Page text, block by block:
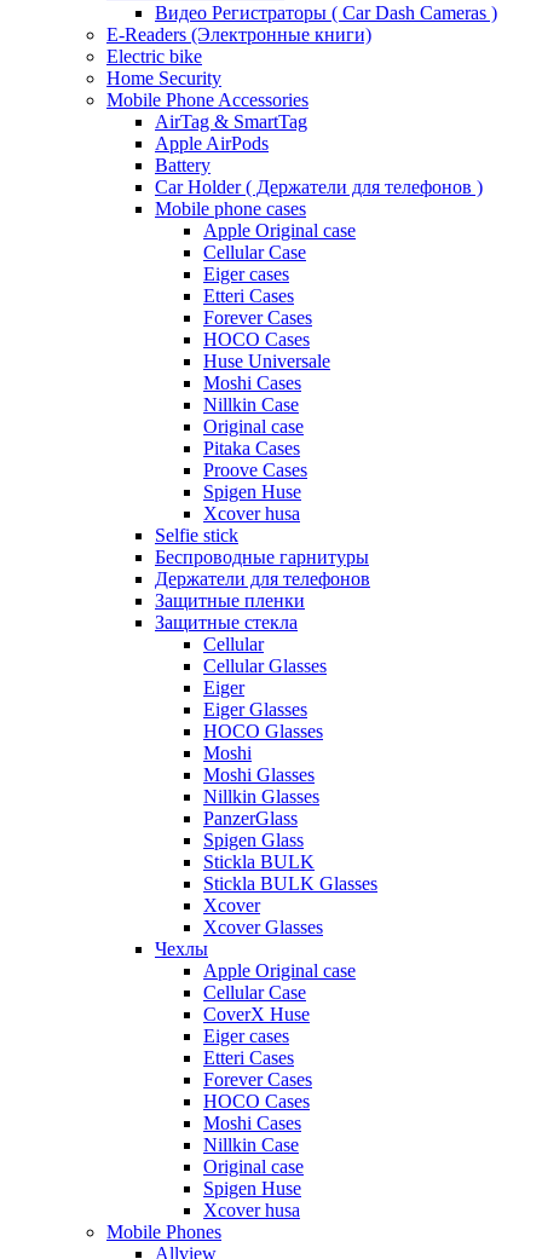
Видео Регистраторы ( Car Dash Cameras )
E-Readers (Электронные книги)
Electric bike
Home Security
Mobile Phone Accessories
AirTag & SmartTag
Apple AirPods
Battery
Car Holder ( Держатели для телефонов )
Mobile phone cases
Apple Original case
Cellular Case
Eiger cases
Etteri Cases
Forever Cases
HOCO Cases
Huse Universale
Moshi Cases
Nillkin Case
Original case
Pitaka Cases
Proove Cases
Spigen Huse
Xcover husa
Selfie stick
Беспроводные гарнитуры
Держатели для телефонов
Защитные пленки
Защитные стекла
Cellular
Cellular Glasses
Eiger
Eiger Glasses
HOCO Glasses
Moshi
Moshi Glasses
Nillkin Glasses
PanzerGlass
Spigen Glass
Stickla BULK
Stickla BULK Glasses
Xcover
Xcover Glasses
Чехлы
Apple Original case
Cellular Case
CoverX Huse
Eiger cases
Etteri Cases
Forever Cases
HOCO Cases
Moshi Cases
Nillkin Case
Original case
Spigen Huse
Xcover husa
Mobile Phones
Allview